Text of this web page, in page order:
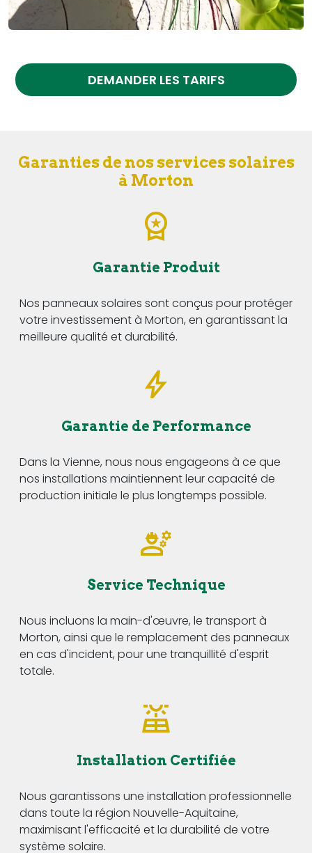
DEMANDER LES TARIFS
Garanties de nos services solaires
à Morton
Garantie Produit
Nos panneaux solaires sont conçus pour protéger
votre investissement à Morton, en garantissant la
meilleure qualité et durabilité.
Garantie de Performance
Dans la Vienne, nous nous engageons à ce que
nos installations maintiennent leur capacité de
production initiale le plus longtemps possible.
Service Technique
Nous incluons la main-d'œuvre, le transport à
Morton, ainsi que le remplacement des panneaux
en cas d'incident, pour une tranquillité d'esprit
totale.
Installation Certifiée
Nous garantissons une installation professionnelle
dans toute la région Nouvelle-Aquitaine,
maximisant l'efficacité et la durabilité de votre
système solaire.